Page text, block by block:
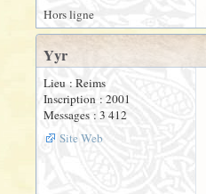
Hors ligne
Yyr
Lieu : Reims
Inscription : 2001
Messages : 3 412
Site Web